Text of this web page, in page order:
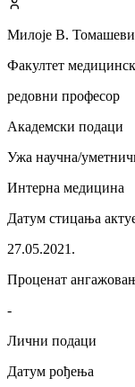
Милоје В.
Факултет
редовни професор
Академски подаци
Ужа научна/
Интерна медицина
Датум стицања
27.05.2021.
Проценат
-
Лични подаци
Датум рођења